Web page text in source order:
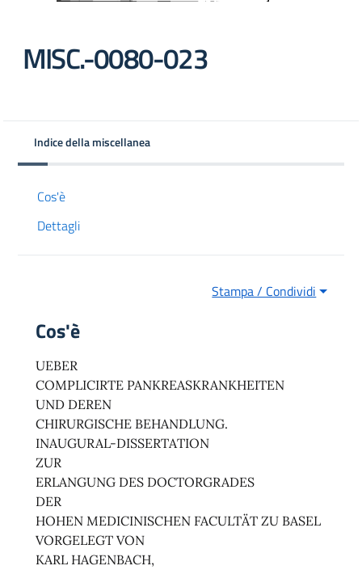
MISC.-0080-023
Indice della miscellanea
Cos'è
Dettagli
Stampa / Condividi
Cos'è
UEBER
COMPLICIRTE PANKREASKRANKHEITEN
UND DEREN
CHIRURGISCHE BEHANDLUNG.
INAUGURAL-DISSERTATION
ZUR
ERLANGUNG DES DOCTORGRADES
DER
HOHEN MEDICINISCHEN FACULTÄT ZU BASEL
VORGELEGT VON
KARL HAGENBACH,